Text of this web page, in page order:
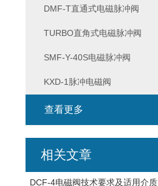
DMF-T直通式电磁脉冲阀
TURBO直角式电磁脉冲阀
SMF-Y-40S电磁脉冲阀
KXD-1脉冲电磁阀
查看更多
相关文章
DCF-4电磁阀技术要求及适用介质